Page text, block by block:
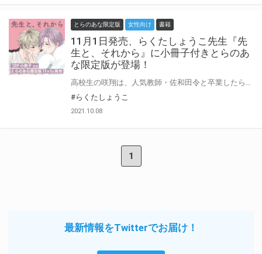
とらのあな限定版 女性向け 書籍
11月1日発売、らくたしょうこ先生『先
生と、それから』に小冊子付きとらのあ
な限定版が登場！
#らくたしょうこ
2021.10.08
1
最新情報をTwitterでお届け！